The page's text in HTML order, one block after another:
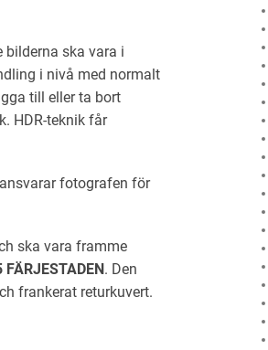
ska vara i
i nivå med normalt
till eller ta bort
HDR-teknik får
fotografen för
ska vara framme
FÄRJESTADEN. Den
frankerat returkuvert.